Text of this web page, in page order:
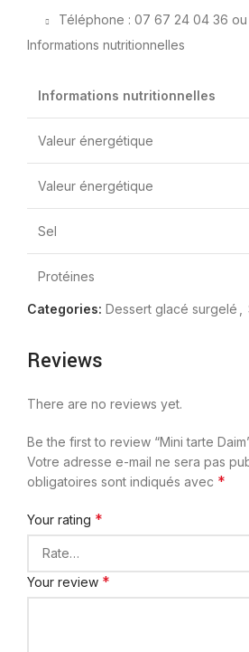
Téléphone : 07 67 24 04 36
Mail : ahmed.n@salamarket31.fr
Informations nutritionnelles
Informations nutritionnelles
Valeur énergétique
Valeur énergétique
Sel
Protéines
Acides gras saturés
Glucides
Matières grasses
Sucres
Categories: Dessert glacé surgelé
Reviews
There are no reviews yet.
Be the first to review “Mini tarte
Votre adresse e-mail ne sera pas
obligatoires sont indiqués avec *
Your rating *
Your review *